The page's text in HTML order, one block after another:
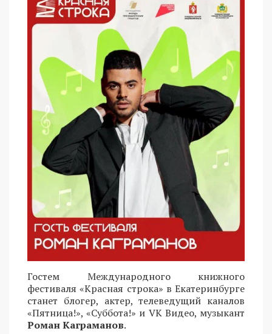
Гостем Международного книжного
фестиваля «Красная строка» в Екатеринбурге
станет блогер, актер, телеведущий каналов
«Пятница!», «Суббота!» и VK Видео, музыкант
Роман Каграманов.